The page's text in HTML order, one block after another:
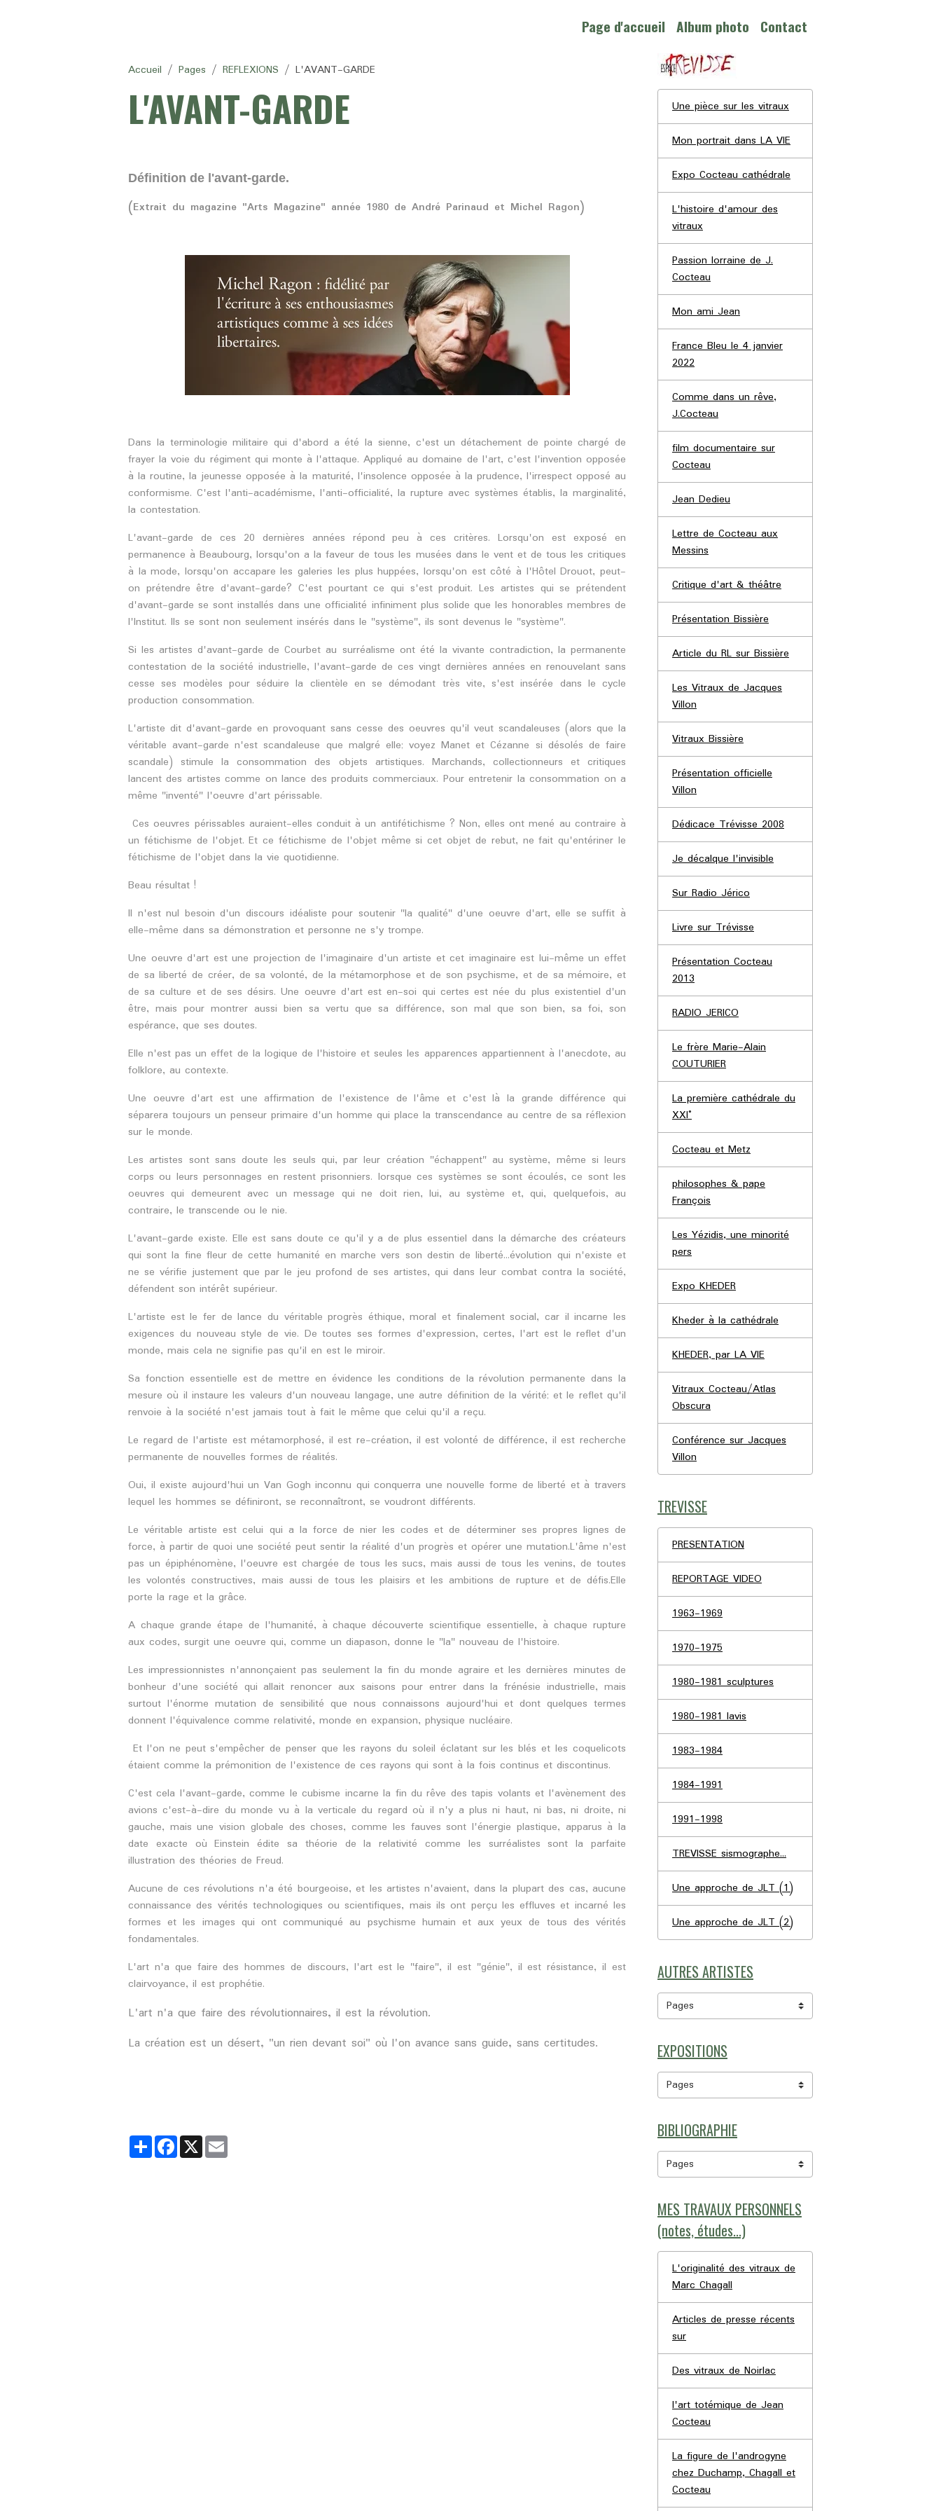
Page d'accueil Album photo Contact
Accueil Pages REFLEXIONS L'AVANT-GARDE
L'AVANT-GARDE
Définition de l'avant-garde.
(Extrait du magazine "Arts Magazine" année 1980 de André Parinaud et Michel Ragon)
Dans la terminologie militaire qui d'abord a été la sienne, c'est un détachement de pointe chargé de
frayer la voie du régiment qui monte à l'attaque. Appliqué au domaine de l'art, c'est l'invention opposée
à la routine, la jeunesse opposée à la maturité, l'insolence opposée à la prudence, l'irrespect opposé au
conformisme. C'est l'anti-académisme, l'anti-officialité, la rupture avec systèmes établis, la marginalité,
la contestation.
L'avant-garde de ces 20 dernières années répond peu à ces critères. Lorsqu'on est exposé en
permanence à Beaubourg, lorsqu'on a la faveur de tous les musées dans le vent et de tous les critiques
à la mode, lorsqu'on accapare les galeries les plus huppées, lorsqu'on est côté à l'Hôtel Drouot, peut-
on prétendre être d'avant-garde? C'est pourtant ce qui s'est produit. Les artistes qui se prétendent
d'avant-garde se sont installés dans une officialité infiniment plus solide que les honorables membres de
l'Institut. Ils se sont non seulement insérés dans le "système", ils sont devenus le "système".
Si les artistes d'avant-garde de Courbet au surréalisme ont été la vivante contradiction, la permanente
contestation de la société industrielle, l'avant-garde de ces vingt dernières années en renouvelant sans
cesse ses modèles pour séduire la clientèle en se démodant très vite, s'est insérée dans le cycle
production consommation.
L'artiste dit d'avant-garde en provoquant sans cesse des oeuvres qu'il veut scandaleuses (alors que la
véritable avant-garde n'est scandaleuse que malgré elle; voyez Manet et Cézanne si désolés de faire
scandale) stimule la consommation des objets artistiques. Marchands, collectionneurs et critiques
lancent des artistes comme on lance des produits commerciaux. Pour entretenir la consommation on a
même "inventé" l'oeuvre d'art périssable.
Ces oeuvres périssables auraient-elles conduit à un antifétichisme ? Non, elles ont mené au contraire à
un fétichisme de l'objet. Et ce fétichisme de l'objet même si cet objet de rebut, ne fait qu'entériner le
fétichisme de l'objet dans la vie quotidienne.
Beau résultat !
Il n'est nul besoin d'un discours idéaliste pour soutenir "la qualité" d'une oeuvre d'art, elle se suffit à
elle-même dans sa démonstration et personne ne s'y trompe.
Une oeuvre d'art est une projection de l'imaginaire d'un artiste et cet imaginaire est lui-même un effet
de sa liberté de créer, de sa volonté, de la métamorphose et de son psychisme, et de sa mémoire, et
de sa culture et de ses désirs. Une oeuvre d'art est en-soi qui certes est née du plus existentiel d'un
être, mais pour montrer aussi bien sa vertu que sa différence, son mal que son bien, sa foi, son
espérance, que ses doutes.
Elle n'est pas un effet de la logique de l'histoire et seules les apparences appartiennent à l'anecdote, au
folklore, au contexte.
Une oeuvre d'art est une affirmation de l'existence de l'âme et c'est là la grande différence qui
séparera toujours un penseur primaire d'un homme qui place la transcendance au centre de sa réflexion
sur le monde.
Les artistes sont sans doute les seuls qui, par leur création "échappent" au système, même si leurs
corps ou leurs personnages en restent prisonniers. lorsque ces systèmes se sont écoulés, ce sont les
oeuvres qui demeurent avec un message qui ne doit rien, lui, au système et, qui, quelquefois, au
contraire, le transcende ou le nie.
L'avant-garde existe. Elle est sans doute ce qu'il y a de plus essentiel dans la démarche des créateurs
qui sont la fine fleur de cette humanité en marche vers son destin de liberté...évolution qui n'existe et
ne se vérifie justement que par le jeu profond de ses artistes, qui dans leur combat contra la société,
défendent son intérêt supérieur.
L'artiste est le fer de lance du véritable progrès éthique, moral et finalement social, car il incarne les
exigences du nouveau style de vie. De toutes ses formes d'expression, certes, l'art est le reflet d'un
monde, mais cela ne signifie pas qu'il en est le miroir.
Sa fonction essentielle est de mettre en évidence les conditions de la révolution permanente dans la
mesure où il instaure les valeurs d'un nouveau langage, une autre définition de la vérité; et le reflet qu'il
renvoie à la société n'est jamais tout à fait le même que celui qu'il a reçu.
Le regard de l'artiste est métamorphosé, il est re-création, il est volonté de différence, il est recherche
permanente de nouvelles formes de réalités.
Oui, il existe aujourd'hui un Van Gogh inconnu qui conquerra une nouvelle forme de liberté et à travers
lequel les hommes se définiront, se reconnaîtront, se voudront différents.
Le véritable artiste est celui qui a la force de nier les codes et de déterminer ses propres lignes de
force, à partir de quoi une société peut sentir la réalité d'un progrès et opérer une mutation.L'âme n'est
pas un épiphénomène, l'oeuvre est chargée de tous les sucs, mais aussi de tous les venins, de toutes
les volontés constructives, mais aussi de tous les plaisirs et les ambitions de rupture et de défis.Elle
porte la rage et la grâce.
A chaque grande étape de l'humanité, à chaque découverte scientifique essentielle, à chaque rupture
aux codes, surgit une oeuvre qui, comme un diapason, donne le "la" nouveau de l'histoire.
Les impressionnistes n'annonçaient pas seulement la fin du monde agraire et les dernières minutes de
bonheur d'une société qui allait renoncer aux saisons pour entrer dans la frénésie industrielle, mais
surtout l'énorme mutation de sensibilité que nous connaissons aujourd'hui et dont quelques termes
donnent l'équivalence comme relativité, monde en expansion, physique nucléaire.
Et l'on ne peut s'empêcher de penser que les rayons du soleil éclatant sur les blés et les coquelicots
étaient comme la prémonition de l'existence de ces rayons qui sont à la fois continus et discontinus.
C'est cela l'avant-garde, comme le cubisme incarne la fin du rêve des tapis volants et l'avènement des
avions c'est-à-dire du monde vu à la verticale du regard où il n'y a plus ni haut, ni bas, ni droite, ni
gauche, mais une vision globale des choses, comme les fauves sont l'énergie plastique, apparus à la
date exacte où Einstein édite sa théorie de la relativité comme les surréalistes sont la parfaite
illustration des théories de Freud.
Aucune de ces révolutions n'a été bourgeoise, et les artistes n'avaient, dans la plupart des cas, aucune
connaissance des vérités technologiques ou scientifiques, mais ils ont perçu les effluves et incarné les
formes et les images qui ont communiqué au psychisme humain et aux yeux de tous des vérités
fondamentales.
L'art n'a que faire des hommes de discours, l'art est le "faire", il est "génie", il est résistance, il est
clairvoyance, il est prophétie.
L'art n'a que faire des révolutionnaires, il est la révolution.
La création est un désert, "un rien devant soi" où l'on avance sans guide, sans certitudes.
PartagerFacebook
X
Une pièce sur les vitraux
Mon portrait dans LA VIE
Expo Cocteau cathédrale
L'histoire d'amour des
vitraux
Passion lorraine de J.
Cocteau
Mon ami Jean
France Bleu le 4 janvier
2022
Comme dans un rêve,
J.Cocteau
film documentaire sur
Cocteau
Jean Dedieu
Lettre de Cocteau aux
Messins
Critique d'art & théâtre
Présentation Bissière
Article du RL sur Bissière
Les Vitraux de Jacques
Villon
Vitraux Bissière
Présentation officielle
Villon
Dédicace Trévisse 2008
Je décalque l'invisible
Sur Radio Jérico
Livre sur Trévisse
Présentation Cocteau
2013
RADIO JERICO
Le frère Marie-Alain
COUTURIER
La première cathédrale du
XXI°
Cocteau et Metz
philosophes & pape
François
Les Yézidis, une minorité
pers
Expo KHEDER
Kheder à la cathédrale
KHEDER, par LA VIE
Vitraux Cocteau/Atlas
Obscura
Conférence sur Jacques
Villon
TREVISSE
PRESENTATION
REPORTAGE VIDEO
1963-1969
1970-1975
1980-1981 sculptures
1980-1981 lavis
1983-1984
1984-1991
1991-1998
TREVISSE sismographe...
Une approche de JLT (1)
Une approche de JLT (2)
AUTRES ARTISTES
EXPOSITIONS
BIBLIOGRAPHIE
MES TRAVAUX PERSONNELS
(notes, études...)
L'originalité des vitraux de
Marc Chagall
Articles de presse récents
sur
Des vitraux de Noirlac
l'art totémique de Jean
Cocteau
La figure de l'androgyne
chez Duchamp, Chagall et
Cocteau